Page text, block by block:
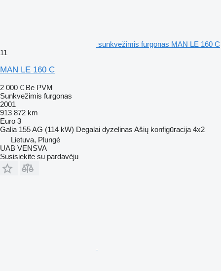
sunkvežimis furgonas MAN LE 160 C
11
MAN LE 160 C
2 000 € Be PVM
Sunkvežimis furgonas
2001
913 872 km
Euro 3
Galia 155 AG (114 kW) Degalai dyzelinas Ašių konfigūracija 4x2
Lietuva, Plungė
UAB VENSVA
Susisiekite su pardavėju